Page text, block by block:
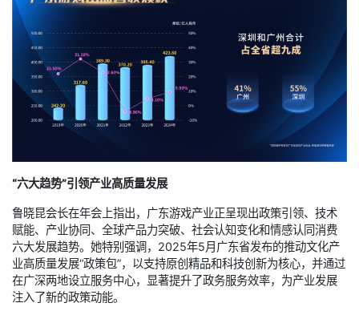
“六大趋势”引领产业高质量发展
鲁晓昆会长在年会上指出，广东游戏产业正呈现出政策引领、技术
赋能、产业协同、全球产品力突破、社会认知变化和情感认同消费
六大发展趋势。她特别强调，2025年5月广东省发布的推动文化产
业高质量发展“政策包”，以支持原创精品和科技创新为核心，并通过
在广深两地设立服务中心，显著提升了政务服务效率，为产业发展
注入了新的政策动能。